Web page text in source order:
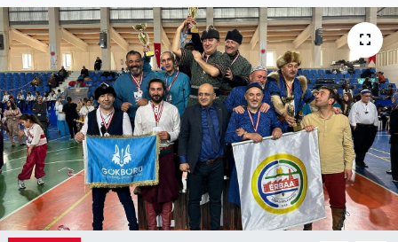
Yaşam
VEFATLAR